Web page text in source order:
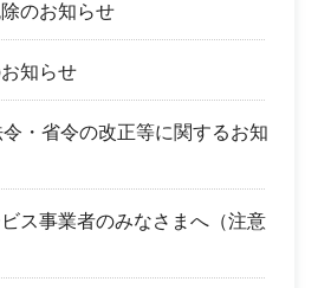
のお知らせ
知らせ
・省令の改正等に関するお知
ス事業者のみなさまへ（注意